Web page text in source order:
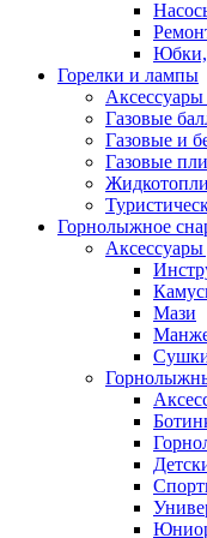
Юбки,
Горелки и лампы
Газовые
Газовые и
Газовые
Горнолыжное
Мази